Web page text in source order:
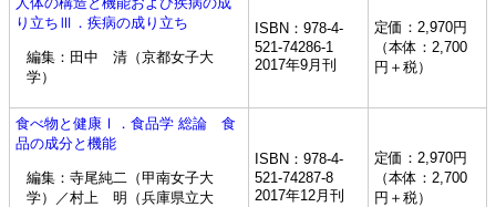
り立ちⅢ．疾病の成り立ち
編集：田中 清（京都女子大
学）
ISBN：978-4-
521-74286-1
2017年9月刊
定価：2,970円
（本体：2,700
円＋税）
食べ物と健康Ⅰ．食品学 総論 食
品の成分と機能
編集：寺尾純二（甲南女子大
学）／村上 明（兵庫県立大
ISBN：978-4-
521-74287-8
2017年12月刊
定価：2,970円
（本体：2,700
円＋税）